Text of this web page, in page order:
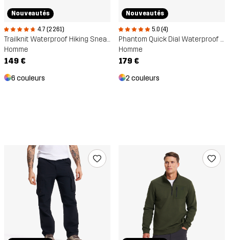
Nouveautés
4.7 (2 261)
Trailknit Waterproof Hiking Sneakers
Homme
149 €
6 couleurs
Nouveautés
5.0 (4)
Phantom Quick Dial Waterproof Hiking Boots
Homme
179 €
2 couleurs